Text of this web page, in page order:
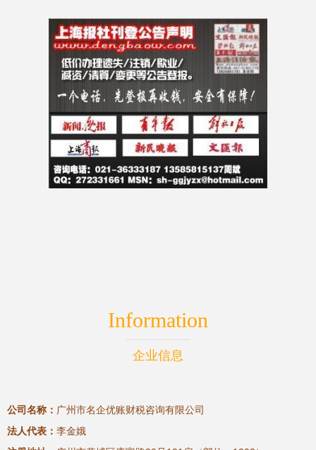
Information
企业信息
公司名称： 广州市名企优账财税咨询有限公司
法人代表： 李金娥